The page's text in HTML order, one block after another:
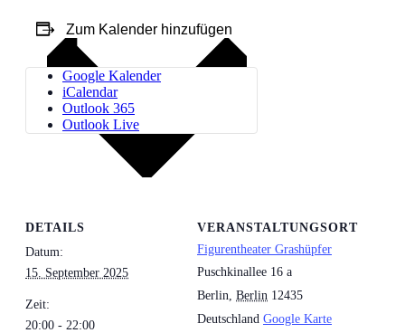
Zum Kalender hinzufügen
Google Kalender
iCalendar
Outlook 365
Outlook Live
DETAILS
Datum:
15. September 2025
Zeit:
20:00 - 22:00
VERANSTALTUNGSORT
Figurentheater Grashüpfer
Puschkinallee 16 a
Berlin Berlin 12435
Deutschland Google Karte